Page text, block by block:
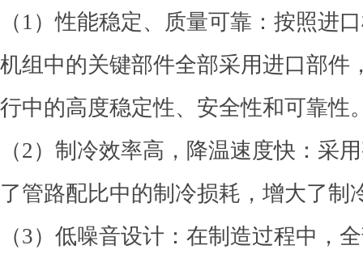
（1）性能稳定、质量可靠：按照进
机组中的关键部件全部采用进口部件
行中的高度稳定性、安全性和可靠性
（2）制冷效率高，降温速度快：采
了管路配比中的制冷损耗，增大了制
（3）低噪音设计：在制造过程中，